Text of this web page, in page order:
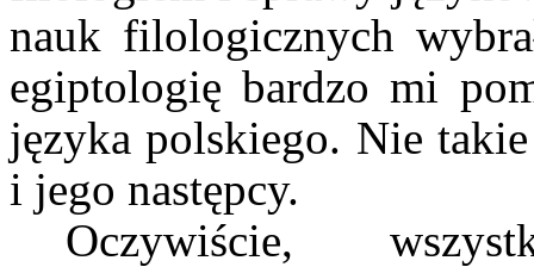
nauk filologicznych
egiptologię bardzo mi
języka polskiego. Nie
i jego następcy.
Oczywiście,